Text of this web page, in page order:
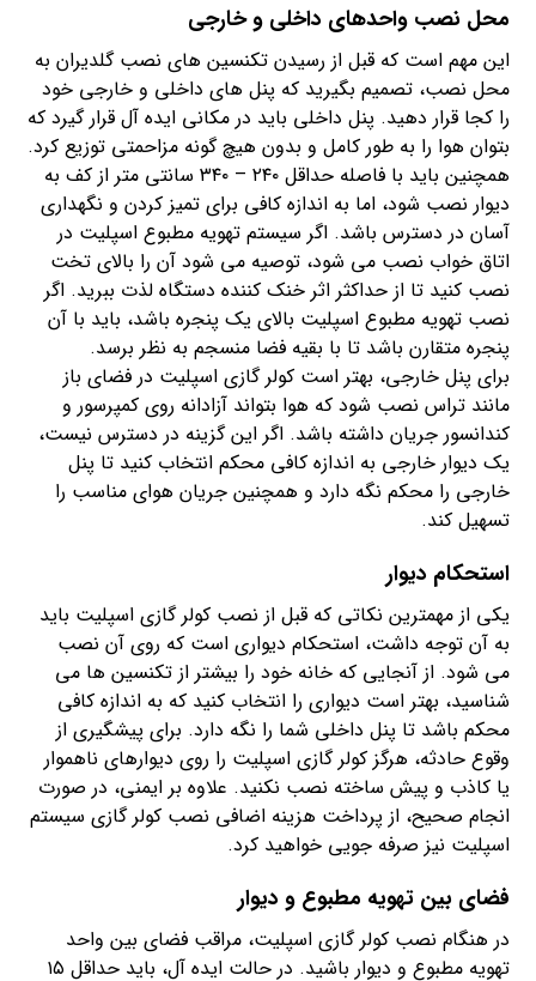
محل نصب واحدهای داخلی و خارجی
این مهم است که قبل از رسیدن تکنسین های نصب گلدیران به
محل نصب، تصمیم بگیرید که پنل های داخلی و خارجی خود
را کجا قرار دهید. پنل داخلی باید در مکانی ایده آل قرار گیرد که
بتوان هوا را به طور کامل و بدون هیچ گونه مزاحمتی توزیع کرد.
همچنین باید با فاصله حداقل ۲۴۰ – ۳۴۰ سانتی متر از کف به
دیوار نصب شود، اما به اندازه کافی برای تمیز کردن و نگهداری
آسان در دسترس باشد. اگر سیستم تهویه مطبوع اسپلیت در
اتاق خواب نصب می شود، توصیه می شود آن را بالای تخت
نصب کنید تا از حداکثر اثر خنک کننده دستگاه لذت ببرید. اگر
نصب تهویه مطبوع اسپلیت بالای یک پنجره باشد، باید با آن
پنجره متقارن باشد تا با بقیه فضا منسجم به نظر برسد.
برای پنل خارجی، بهتر است کولر گازی اسپلیت در فضای باز
مانند تراس نصب شود که هوا بتواند آزادانه روی کمپرسور و
کندانسور جریان داشته باشد. اگر این گزینه در دسترس نیست،
یک دیوار خارجی به اندازه کافی محکم انتخاب کنید تا پنل
خارجی را محکم نگه دارد و همچنین جریان هوای مناسب را
تسهیل کند.
استحکام دیوار
یکی از مهمترین نکاتی که قبل از نصب کولر گازی اسپلیت باید
به آن توجه داشت، استحکام دیواری است که روی آن نصب
می شود. از آنجایی که خانه خود را بیشتر از تکنسین ها می
شناسید، بهتر است دیواری را انتخاب کنید که به اندازه کافی
محکم باشد تا پنل داخلی شما را نگه دارد. برای پیشگیری از
وقوع حادثه، هرگز کولر گازی اسپلیت را روی دیوارهای ناهموار
یا کاذب و پیش ساخته نصب نکنید. علاوه بر ایمنی، در صورت
انجام صحیح، از پرداخت هزینه اضافی نصب کولر گازی سیستم
اسپلیت نیز صرفه جویی خواهید کرد.
فضای بین تهویه مطبوع و دیوار
در هنگام نصب کولر گازی اسپلیت، مراقب فضای بین واحد
تهویه مطبوع و دیوار باشید. در حالت ایده آل، باید حداقل ۱۵